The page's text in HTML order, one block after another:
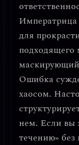
Императрица
для
подходящего
Ошибка
хаосом.
нем. Если вы
течению»